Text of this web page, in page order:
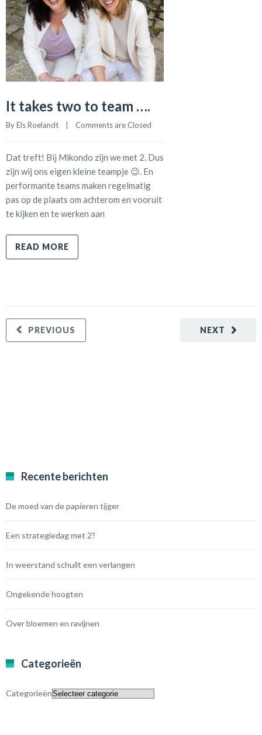
It takes two to team ….
By Els Roelandt Comments are Closed
Dat treft! Bij Mikondo zijn we met 2. Dus
zijn wij ons eigen kleine teampje 😉. En
performante teams maken regelmatig
pas op de plaats om achterom en vooruit
te kijken en te werken aan
READ MORE
NEXT
PREVIOUS
Recente berichten
De moed van de papieren tijger
Een strategiedag met 2?
In weerstand schuilt een verlangen
Ongekende hoogten
Over bloemen en ravijnen
Categorieën
Categorieën